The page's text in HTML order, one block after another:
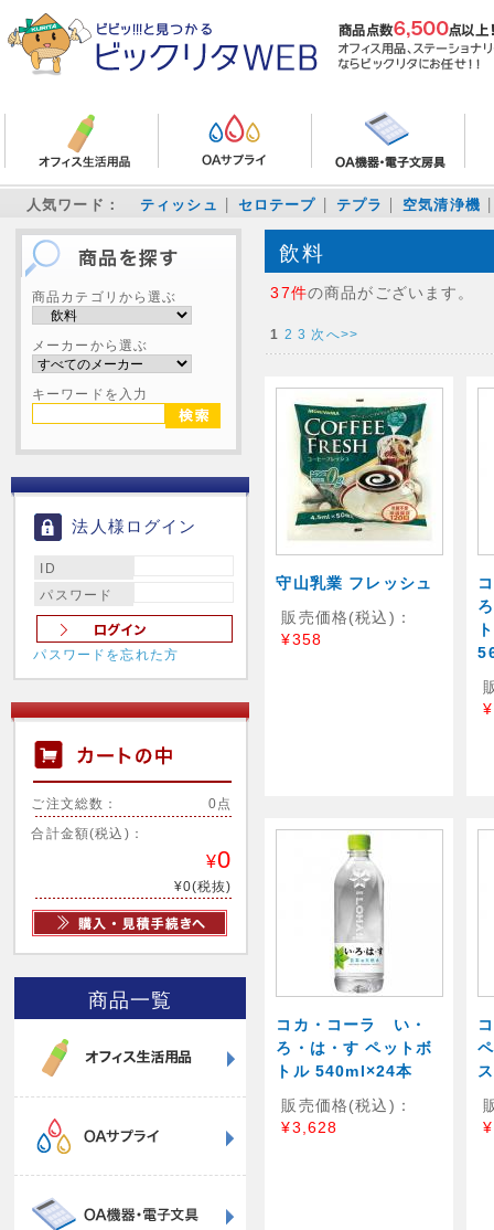
人気ワード： ティッシュ セロテープ テプラ 空気清浄機
商品カテゴリから選ぶ
メーカーから選ぶ
キーワードを入力
法人様ログイン
ID
パスワード
パスワードを忘れた方
ご注文総数： 0点
合計金額(税込)：
¥0
¥0(税抜)
商品一覧
飲料
37件の商品がございます。
1 2 3 次へ>>
守山乳業 フレッシュ
販売価格(税込)：
¥358
コカ・コーラ い・
ろ・は・す ペットボ
トル 540ml×24本
販売価格(税込)：
¥3,628